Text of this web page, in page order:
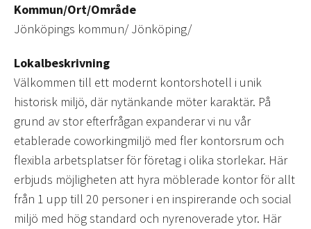
Kommun/Ort/Område
Jönköpings kommun/ Jönköping/
Lokalbeskrivning
Välkommen till ett modernt kontorshotell i unik
historisk miljö, där nytänkande möter karaktär. På
grund av stor efterfrågan expanderar vi nu vår
etablerade coworkingmiljö med fler kontorsrum och
flexibla arbetsplatser för företag i olika storlekar. Här
erbjuds möjligheten att hyra möblerade kontor för allt
från 1 upp till 20 personer i en inspirerande och social
miljö med hög standard och nyrenoverade ytor. Här